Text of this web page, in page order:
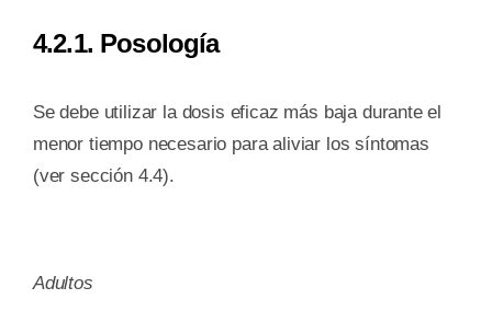
4.2.1. Posología
Se debe utilizar la dosis eficaz más baja durante el
menor tiempo necesario para aliviar los síntomas
(ver sección 4.4).
Adultos